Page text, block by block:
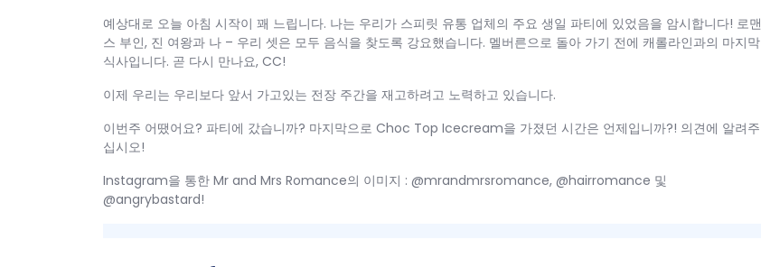
예상대로 오늘 아침 시작이 꽤 느립니다. 나는 우리가 스피릿 유통 업체의 주요 생일 파티에 있었음을 암시합니다! 로맨
스 부인, 진 여왕과 나 – 우리 셋은 모두 음식을 찾도록 강요했습니다. 멜버른으로 돌아 가기 전에 캐롤라인과의 마지막
식사입니다. 곧 다시 만나요, CC!
이제 우리는 우리보다 앞서 가고있는 전장 주간을 재고하려고 노력하고 있습니다.
이번주 어땠어요? 파티에 갔습니까? 마지막으로 Choc Top Icecream을 가졌던 시간은 언제입니까?! 의견에 알려주
십시오!
Instagram을 통한 Mr and Mrs Romance의 이미지 : @mrandmrsromance, @hairromance 및
@angrybastard!